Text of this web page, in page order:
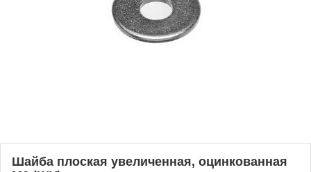
Шайба плоская увеличенная, оцинкованная